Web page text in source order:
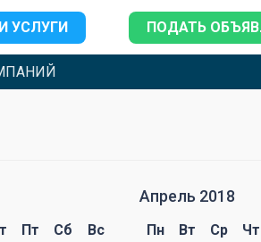
УСЛУГИ ПОДАТЬ
Пт Сб Вс
Апрель 2018
Пн Вт Ср Чт